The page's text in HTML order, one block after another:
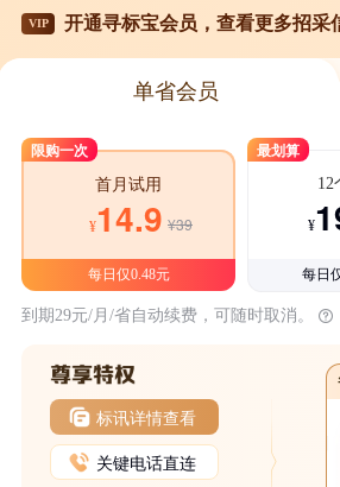
VIP 开通寻标宝会员，查看更多招采
单省会员
限购一次
首月试用
¥14.9 ¥39
每日仅0.48元
最划算
12
¥
每日
到期29元/月/省自动续费，可随时取消。
标讯详情查看
关键电话直连